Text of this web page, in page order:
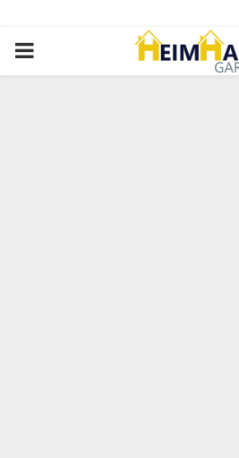
PRIMARY